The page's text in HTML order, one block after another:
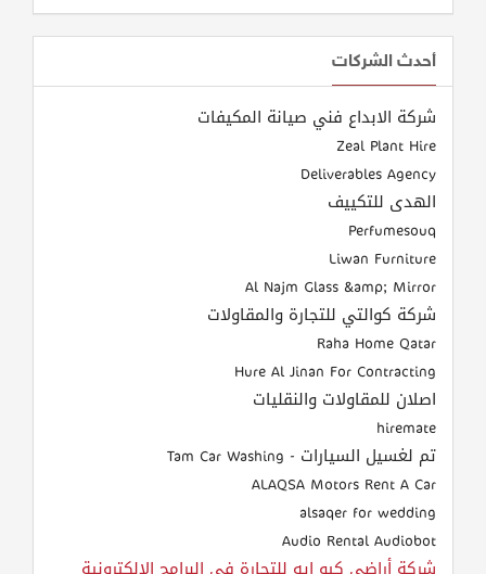
أحدث الشركات
شركة الابداع فني صيانة المكيفات
Zeal Plant Hire
Deliverables Agency
الهدى للتكييف
Perfumesouq
Liwan Furniture
Al Najm Glass &amp; Mirror
شركة كوالتي للتجارة والمقاولات
Raha Home Qatar
Hure Al Jinan For Contracting
اصلان للمقاولات والنقليات
hiremate
تم لغسيل السيارات - Tam Car Washing
ALAQSA Motors Rent A Car
alsaqer for wedding
Audio Rental Audiobot